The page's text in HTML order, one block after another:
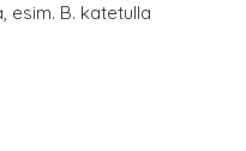
esim. B. katetulla